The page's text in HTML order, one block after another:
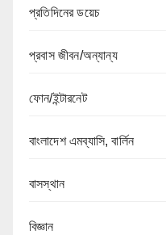
প্রতিদিনের ডয়েচ
প্রবাস জীবন/অন্যান্য
ফোন/ইন্টারনেট
বাংলাদেশ এমব্যাসি, বার্লিন
বাসস্থান
বিজ্ঞান